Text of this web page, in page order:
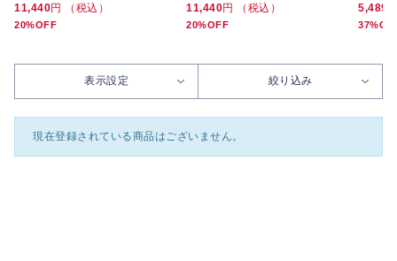
11,440円 （税込）
20%OFF
11,440円 （税込）
20%OFF
5,489
表示設定 絞り込み
現在登録されている商品はございません。